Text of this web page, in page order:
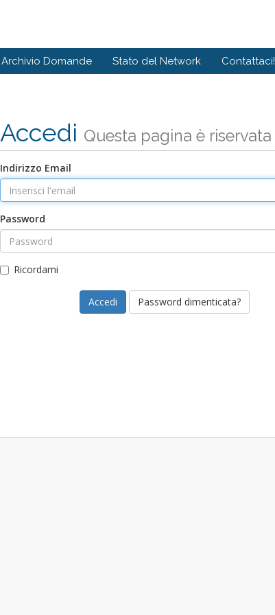
Archivio Domande Stato del Network Contattaci!
Accedi Questa pagina è riservata
Indirizzo Email
Password
Ricordami
Password dimenticata?